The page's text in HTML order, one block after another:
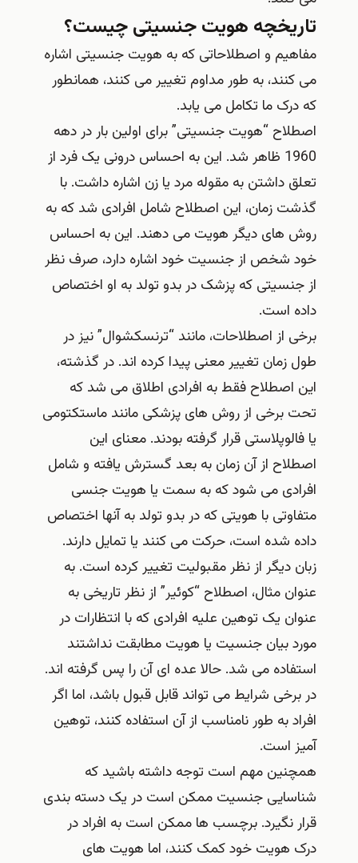
تاریخچه هویت جنسیتی چیست؟
مفاهیم و اصطلاحاتی که به هویت جنسیتی اشاره
می کنند، به طور مداوم تغییر می کنند، همانطور
که درک ما تکامل می یابد.
اصطلاح “هویت جنسیتی” برای اولین بار در دهه
1960 ظاهر شد. این به احساس درونی یک فرد از
تعلق داشتن به مقوله مرد یا زن اشاره داشت. با
گذشت زمان، این اصطلاح شامل افرادی شد که به
روش‌ های دیگر هویت می‌ دهند. این به احساس
خود شخص از جنسیت خود اشاره دارد، صرف نظر
از جنسیتی که پزشک در بدو تولد به او اختصاص
داده است.
برخی از اصطلاحات، مانند “ترنسکشوال” نیز در
طول زمان تغییر معنی پیدا کرده اند. در گذشته،
این اصطلاح فقط به افرادی اطلاق می شد که
تحت برخی از روش های پزشکی مانند ماستکتومی
یا فالوپلاستی قرار گرفته بودند. معنای این
اصطلاح از آن زمان به بعد گسترش یافته و شامل
افرادی می شود که به سمت یا هویت جنسی
متفاوتی با هویتی که در بدو تولد به آنها اختصاص
داده شده است، حرکت می کنند یا تمایل دارند.
زبان دیگر از نظر مقبولیت تغییر کرده است. به
عنوان مثال، اصطلاح “کوئیر” از نظر تاریخی به
عنوان یک توهین علیه افرادی که با انتظارات در
مورد بیان جنسیت یا هویت مطابقت نداشتند
استفاده می شد. حالا عده ای آن را پس گرفته اند.
در برخی شرایط می‌ تواند قابل قبول باشد، اما اگر
افراد به‌ طور نامناسب از آن استفاده کنند، توهین‌
آمیز است.
همچنین مهم است توجه داشته باشید که
شناسایی جنسیت ممکن است در یک دسته بندی
قرار نگیرد. برچسب‌ ها ممکن است به افراد در
درک هویت خود کمک کنند، اما هویت‌ های